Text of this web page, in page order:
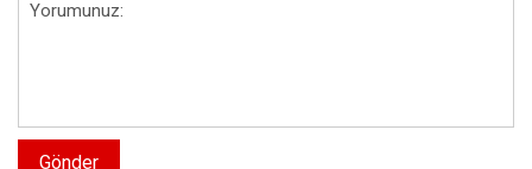
Gönder